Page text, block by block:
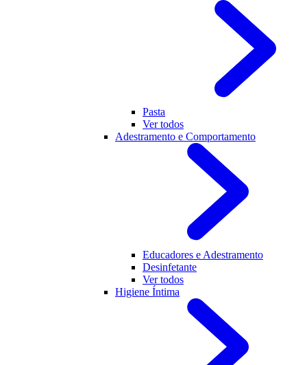
Pasta
Ver todos
Adestramento e Comportamento
Educadores e Adestramento
Desinfetante
Ver todos
Higiene Íntima